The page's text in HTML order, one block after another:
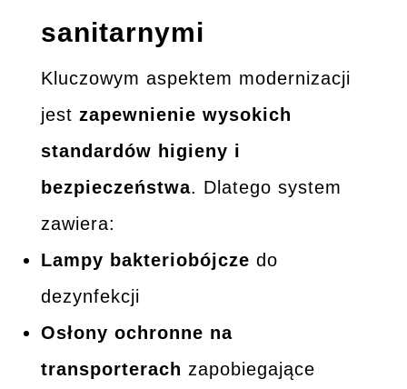
sanitarnymi
Kluczowym aspektem modernizacji
jest zapewnienie wysokich
standardów higieny i
bezpieczeństwa. Dlatego system
zawiera:
Lampy bakteriobójcze do
dezynfekcji
Osłony ochronne na
transporterach zapobiegające